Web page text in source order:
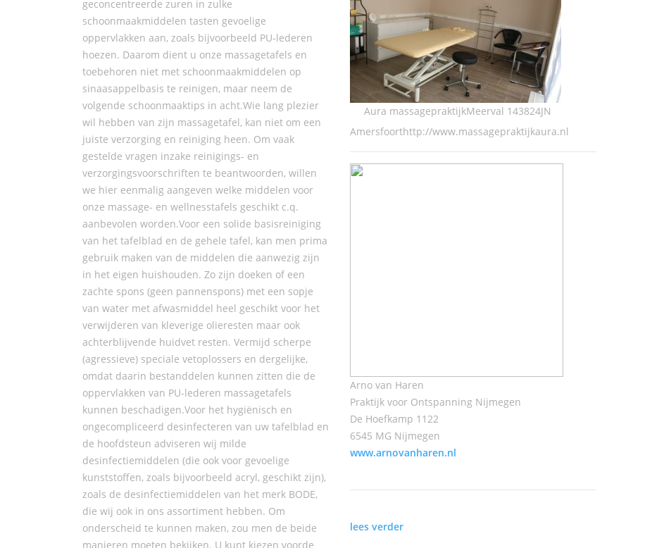
geconcentreerde zuren in zulke
schoonmaakmiddelen tasten gevoelige
oppervlakken aan, zoals bijvoorbeeld PU-lederen
hoezen. Daarom dient u onze massagetafels en
toebehoren niet met schoonmaakmiddelen op
sinaasappelbasis te reinigen, maar neem de
volgende schoonmaaktips in acht.Wie lang plezier
wil hebben van zijn massagetafel, kan niet om een
juiste verzorging en reiniging heen. Om vaak
gestelde vragen inzake reinigings- en
verzorgingsvoorschriften te beantwoorden, willen
we hier eenmalig aangeven welke middelen voor
onze massage- en wellnesstafels geschikt c.q.
aanbevolen worden.Voor een solide basisreiniging
van het tafelblad en de gehele tafel, kan men prima
gebruik maken van de middelen die aanwezig zijn
in het eigen huishouden. Zo zijn doeken of een
zachte spons (geen pannenspons) met een sopje
van water met afwasmiddel heel geschikt voor het
verwijderen van kleverige olieresten maar ook
achterblijvende huidvet resten. Vermijd scherpe
(agressieve) speciale vetoplossers en dergelijke,
omdat daarin bestanddelen kunnen zitten die de
oppervlakken van PU-lederen massagetafels
kunnen beschadigen.Voor het hygiënisch en
ongecompliceerd desinfecteren van uw tafelblad en
de hoofdsteun adviseren wij milde
desinfectiemiddelen (die ook voor gevoelige
kunststoffen, zoals bijvoorbeeld acryl, geschikt zijn),
zoals de desinfectiemiddelen van het merk BODE,
die wij ook in ons assortiment hebben. Om
onderscheid te kunnen maken, zou men de beide
manieren moeten bekijken. U kunt kiezen voorde
Aura massagepraktijkMeerval 143824JN
Amersfoorthttp://www.massagepraktijkaura.nl
Arno van Haren
Praktijk voor Ontspanning Nijmegen
De Hoefkamp 1122
6545 MG Nijmegen
www.arnovanharen.nl
lees verder